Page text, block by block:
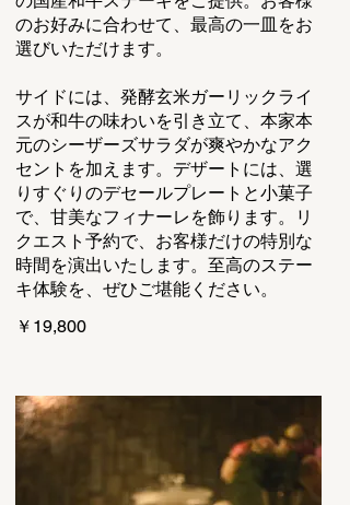
のお好みに合わせて、最高の一皿をお
選びいただけます。
サイドには、発酵玄米ガーリックライ
スが和牛の味わいを引き立て、本家本
元のシーザーズサラダが爽やかなアク
セントを加えます。デザートには、選
りすぐりのデセールプレートと小菓子
で、甘美なフィナーレを飾ります。リ
クエスト予約で、お客様だけの特別な
時間を演出いたします。至高のステー
キ体験を、ぜひご堪能ください。
￥19,800